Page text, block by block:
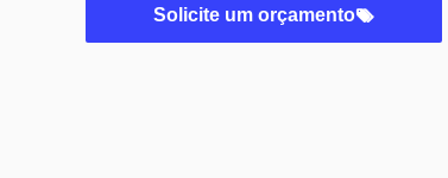
Solicite um orçamento